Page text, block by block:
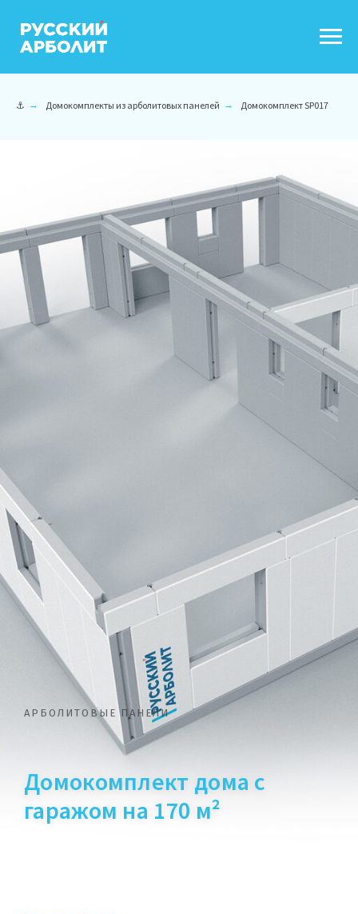
⚓ → Домокомплекты из арболитовых панелей → Домокомплект SP017
АРБОЛИТОВЫЕ ПАНЕЛИ
Домокомплект дома с
гаражом на 170 м²